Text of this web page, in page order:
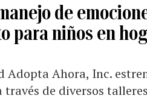
de
para niños en
Adopta Ahora, Inc.
través de diversos talleres